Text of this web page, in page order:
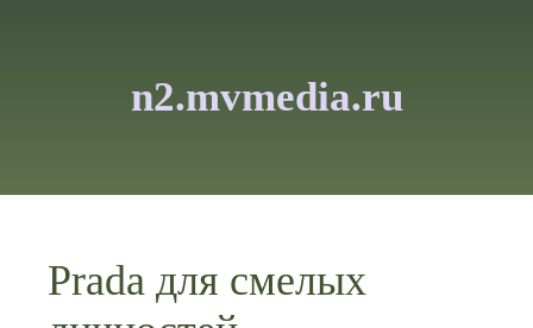
n2.mvmedia.ru
Prada для смелых